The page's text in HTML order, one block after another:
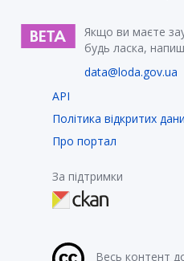
Якщо ви маєте
будь ласка,
data@loda.gov.ua
API
Політика відкритих
Про портал
За підтримки
Весь контент